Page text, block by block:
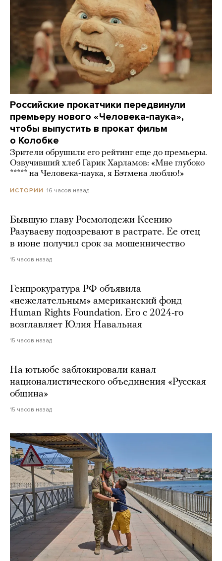
Российские прокатчики передвинули
премьеру нового «Человека-паука»,
чтобы выпустить в прокат фильм
о Колобке
Зрители обрушили его рейтинг еще до премьеры.
Озвучивший хлеб Гарик Харламов: «Мне глубоко
***** на Человека-паука, я Бэтмена люблю!»
ИСТОРИИ 16 часов назад
Бывшую главу Росмолодежи Ксению
Разуваеву подозревают в растрате. Ее отец
в июне получил срок за мошенничество
15 часов назад
Генпрокуратура РФ объявила
«нежелательным» американский фонд
Human Rights Foundation. Его с 2024-го
возглавляет Юлия Навальная
15 часов назад
На ютьюбе заблокировали канал
националистического объединения «Русская
община»
15 часов назад